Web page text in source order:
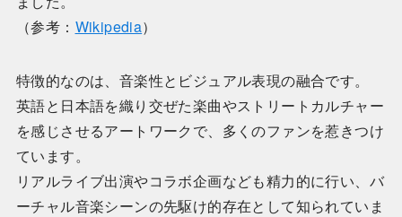
（参考： Wikipedia）
特徴的なのは、音楽性とビジュアル表現の融合です。
英語と日本語を織り交ぜた楽曲やストリートカルチャー
を感じさせるアートワークで、多くのファンを惹きつけ
ています。
リアルライブ出演やコラボ企画なども精力的に行い、バ
ーチャル音楽シーンの先駆け的存在として知られていま